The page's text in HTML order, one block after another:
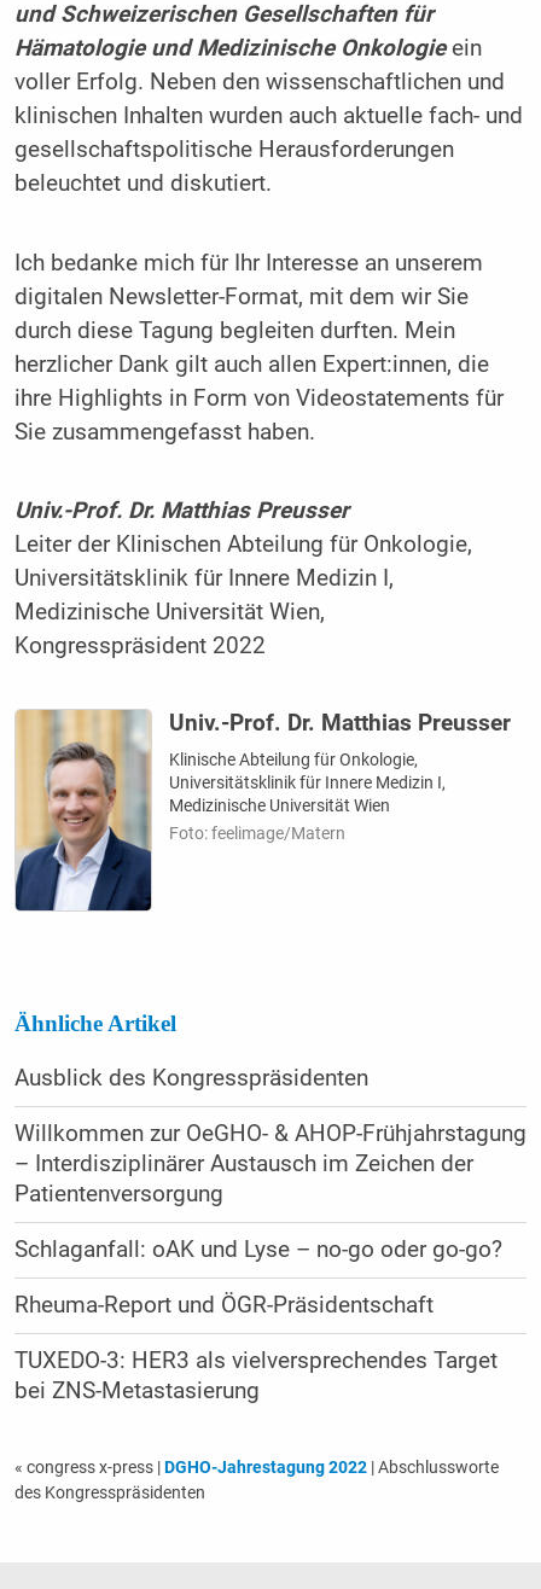
und Schweizerischen Gesellschaften für
Hämatologie und Medizinische Onkologieein
voller Erfolg. Neben den wissenschaftlichen und
klinischen Inhalten wurden auch aktuelle fach- und
gesellschaftspolitische Herausforderungen
beleuchtet und diskutiert.
Ich bedanke mich für Ihr Interesse an unserem
digitalen Newsletter-Format, mit dem wir Sie
durch diese Tagung begleiten durften. Mein
herzlicher Dank gilt auch allen Expert:innen, die
ihre Highlights in Form von Videostatements für
Sie zusammengefasst haben.
Univ.-Prof. Dr. Matthias Preusser
Leiter der Klinischen Abteilung für Onkologie,
Universitätsklinik für Innere Medizin I,
Medizinische Universität Wien,
Kongresspräsident 2022
Univ.-Prof. Dr. Matthias Preusser
Klinische Abteilung für Onkologie,
Universitätsklinik für Innere Medizin I,
Medizinische Universität Wien
Foto: feelimage/Matern
Ähnliche Artikel
Ausblick des Kongresspräsidenten
Willkommen zur OeGHO- & AHOP-Frühjahrstagung
– Interdisziplinärer Austausch im Zeichen der
Patientenversorgung
Schlaganfall: oAK und Lyse – no-go oder go-go?
Rheuma-Report und ÖGR-Präsidentschaft
TUXEDO-3: HER3 als vielversprechendes Target
bei ZNS-Metastasierung
« congress x-press |DGHO-Jahrestagung 2022| Abschlussworte
des Kongresspräsidenten